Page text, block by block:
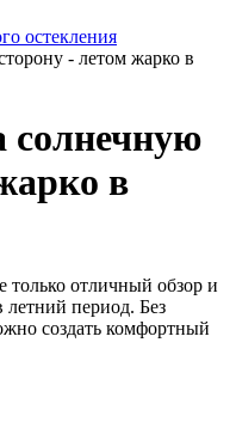
остекления
- летом жарко в
солнечную
в
только отличный обзор и
летний период. Без
создать комфортный